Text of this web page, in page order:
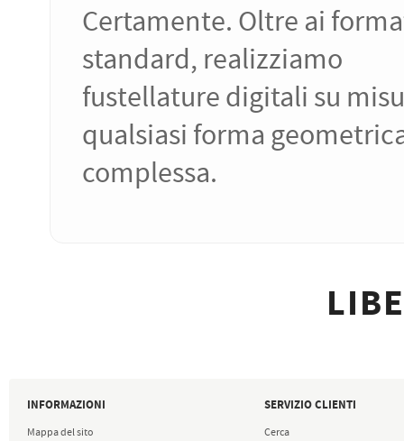
Certamente. Oltre ai
standard, realizziamo
fustellature digitali su
qualsiasi forma
complessa.
INFORMAZIONI
Mappa del sito
SERVIZIO CLIENTI
Cerca